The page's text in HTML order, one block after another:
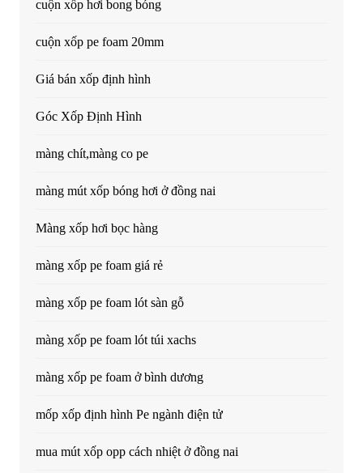
cuộn xốp hơi bong bóng
cuộn xốp pe foam 20mm
Giá bán xốp định hình
Góc Xốp Định Hình
màng chít,màng co pe
màng mút xốp bóng hơi ở đồng nai
Màng xốp hơi bọc hàng
màng xốp pe foam giá rẻ
màng xốp pe foam lót sàn gỗ
màng xốp pe foam lót túi xachs
màng xốp pe foam ở bình dương
mốp xốp định hình Pe ngành điện tử
mua mút xốp opp cách nhiệt ở đồng nai